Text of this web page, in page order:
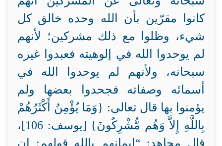
كانوا مقرّين بأن الله وحده خالق كل
شيء، وظلوا مع ذلك مشركين؛ لأنهم
لم يوحدوا الله في إلوهيته فعبدوا غيره
سبحانه، ولأنهم لم يوحدوا الله في
أسمائه وصفاته فجحدوا بعضها ولم
يؤمنوا بها قال تعالى: {وَمَا يُؤْمِنُ أَكْثَرُهُمْ
بِاللَّهِ إِلاَّ وَهُم مُّشْرِكُونَ} [يوسف: 106]،
قال مجاهد: “إيمانهم بالله قولهم: إن